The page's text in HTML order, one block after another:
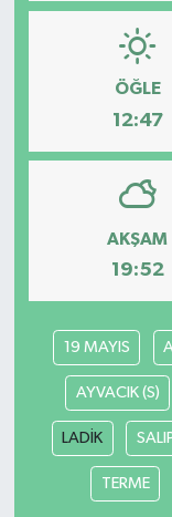
ÖĞLE
12:47
AKŞAM
19:52
19 MAYIS
AYVACIK (S)
LADİK
TERME